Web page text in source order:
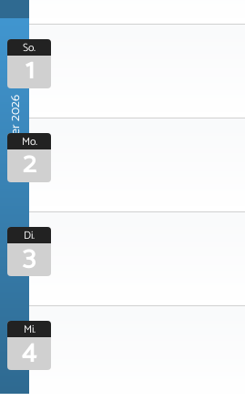
November 2026
So.
1
Mo.
2
Di.
3
Mi.
4